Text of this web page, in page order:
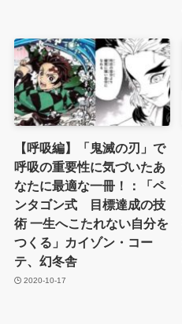
【呼吸編】「鬼滅の刃」で
呼吸の重要性に気づいたあ
なたに最適な一冊！：「ペ
ンタゴン式 目標達成の技
術 一生へこたれない自分を
つくる」カイゾン・コー
テ、幻冬舎
2020-10-17